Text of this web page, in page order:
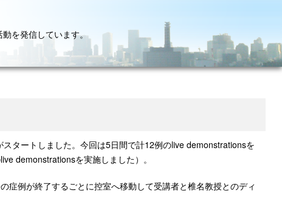
を発信しています。
タートしました。今回は5日間で計12例のlive demonstrationsを
demonstrationsを実施しました）。
例が終了するごとに控室へ移動して受講者と椎名教授とのディ